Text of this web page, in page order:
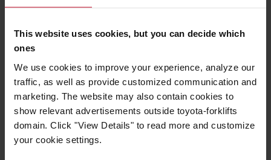
This website uses cookies, but you can decide which
ones
We use cookies to improve your experience, analyze our
traffic, as well as provide customized communication and
marketing. The website may also contain cookies to
show relevant advertisements outside toyota-forklifts
domain. Click "View Details" to read more and customize
your cookie settings.
Spannungswandler verwenden
12 V
6,5 W
Länge: 191 mm
Breite: 95 mm
Höhe: 200 mm